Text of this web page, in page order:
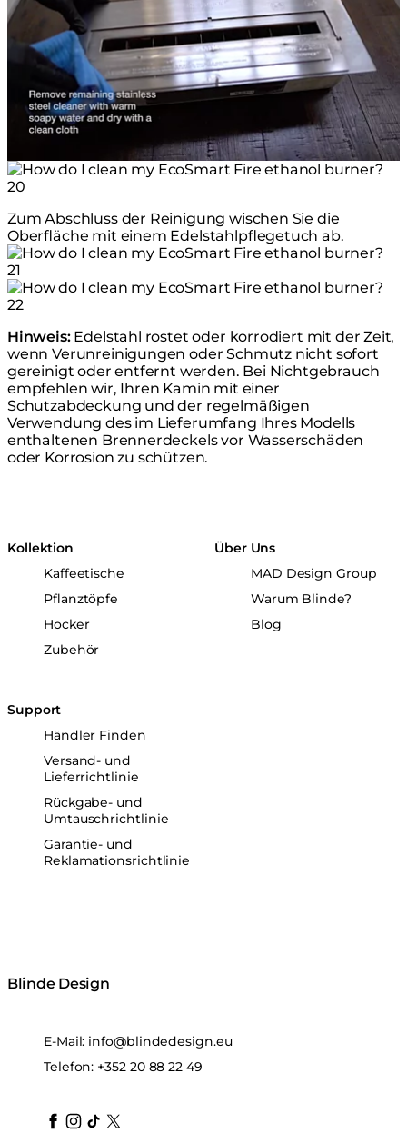
Zum Abschluss der Reinigung wischen Sie die
Oberfläche mit einem Edelstahlpflegetuch ab.
Hinweis:Edelstahl rostet oder korrodiert mit der Zeit,
wenn Verunreinigungen oder Schmutz nicht sofort
gereinigt oder entfernt werden. Bei Nichtgebrauch
empfehlen wir, Ihren Kamin mit einer
Schutzabdeckung und der regelmäßigen
Verwendung des im Lieferumfang Ihres Modells
enthaltenen Brennerdeckels vor Wasserschäden
oder Korrosion zu schützen.
Kollektion
Kaffeetische
Pflanztöpfe
Hocker
Zubehör
Über Uns
MAD Design Group
Warum Blinde?
Blog
Support
Händler Finden
Versand- und
Lieferrichtlinie
Rückgabe- und
Umtauschrichtlinie
Garantie- und
Reklamationsrichtlinie
Blinde Design
E-Mail: info@blindedesign.eu
Telefon: +352 20 88 22 49
blindedesign
blindedesign
blindedesign
blinde-design
blindedesign